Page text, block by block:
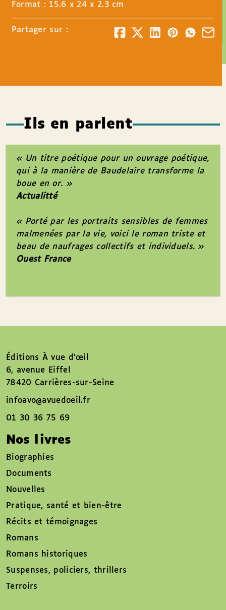
Format : 15.6 x 24 x 2.3 cm
Partager sur :
Ils en parlent
« Un titre poétique pour un ouvrage poétique,
qui à la manière de Baudelaire transforme la
boue en or. »
Actualitté
« Porté par les portraits sensibles de femmes
malmenées par la vie, voici le roman triste et
beau de naufrages collectifs et individuels. »
Ouest France
Éditions À vue d’œil
6, avenue Eiffel
78420 Carrières-sur-Seine
infoavo@avuedoeil.fr
01 30 36 75 69
Nos livres
Biographies
Documents
Nouvelles
Pratique, santé et bien-être
Récits et témoignages
Romans
Romans historiques
Suspenses, policiers, thrillers
Terroirs